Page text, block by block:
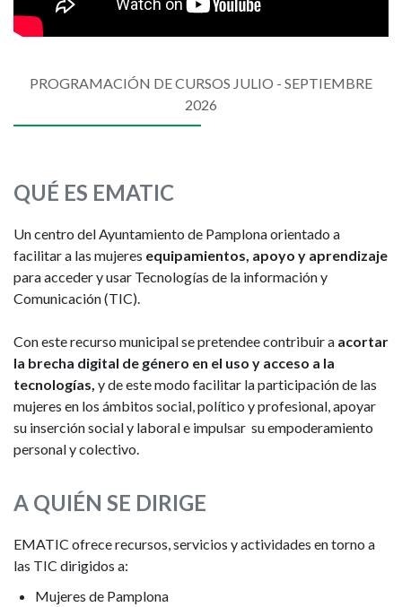
PROGRAMACIÓN DE CURSOS JULIO - SEPTIEMBRE
2026
QUÉ ES EMATIC
Un centro del Ayuntamiento de Pamplona orientado a
facilitar a las mujeres equipamientos, apoyo y aprendizaje
para acceder y usar Tecnologías de la información y
Comunicación (TIC).
Con este recurso municipal se pretendee contribuir a acortar
la brecha digital de género en el uso y acceso a la
tecnologías, y de este modo facilitar la participación de las
mujeres en los ámbitos social, político y profesional, apoyar
su inserción social y laboral e impulsar su empoderamiento
personal y colectivo.
A QUIÉN SE DIRIGE
EMATIC ofrece recursos, servicios y actividades en torno a
las TIC dirigidos a:
Mujeres de Pamplona